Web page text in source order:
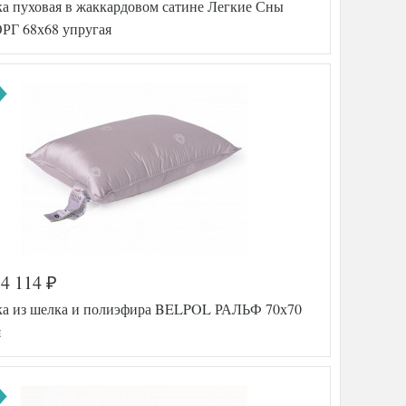
BP46701
0530878
1
Упругая
перо
Батист
Belpol
(Россия)
348-400
AGD-77
Упругая
пуховая в жаккардовом сатине Легкие Сны
68х68 упругая
4 114 ₽
из шелка и полиэфира BELPOL РАЛЬФ 70х70